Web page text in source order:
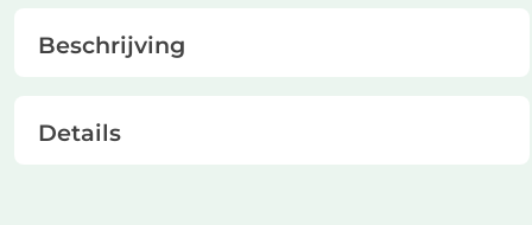
Beschrijving
Details